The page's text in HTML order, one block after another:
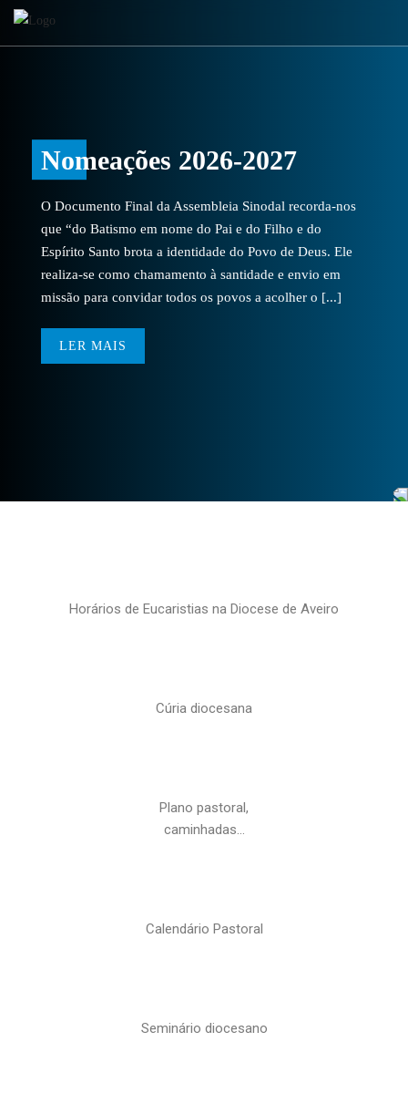
Nomeações 2026-2027
O Documento Final da Assembleia Sinodal recorda-nos
que “do Batismo em nome do Pai e do Filho e do
Espírito Santo brota a identidade do Povo de Deus. Ele
realiza-se como chamamento à santidade e envio em
missão para convidar todos os povos a acolher o [...]
LER MAIS
Horários de Eucaristias na Diocese de Aveiro
Cúria diocesana
Plano pastoral,
caminhadas…
Calendário Pastoral
Seminário diocesano